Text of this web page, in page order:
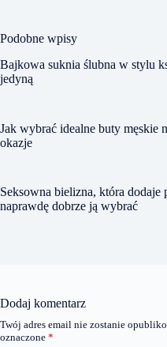
Podobne wpisy
Bajkowa suknia ślubna w stylu
jedyną
Jak wybrać idealne buty męskie
okazje
Seksowna bielizna, która dodaje
naprawdę dobrze ją wybrać
Dodaj komentarz
Twój adres email nie zostanie
oznaczone *